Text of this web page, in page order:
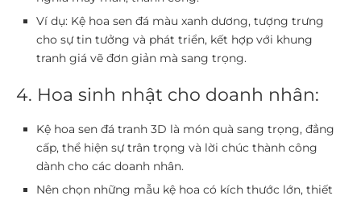
Ví dụ: Kệ hoa sen đá màu xanh dương, tượng trưng
cho sự tin tưởng và phát triển, kết hợp với khung
tranh giá vẽ đơn giản mà sang trọng.
4. Hoa sinh nhật cho doanh nhân:
Kệ hoa sen đá tranh 3D là món quà sang trọng, đẳng
cấp, thể hiện sự trân trọng và lời chúc thành công
dành cho các doanh nhân.
Nên chọn những mẫu kệ hoa có kích thước lớn, thiết